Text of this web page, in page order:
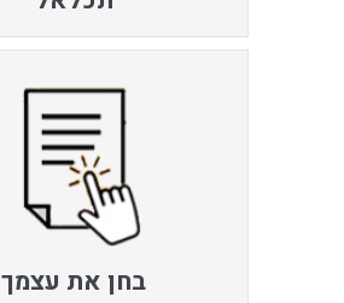
בחן את עצמך